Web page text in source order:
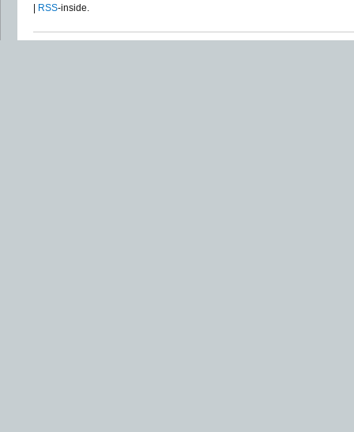
RSS-inside.